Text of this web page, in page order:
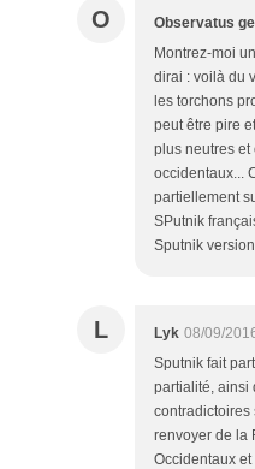
O Observatus
Montrez-moi
dirai : voilà du
les torchons
peut être pire
plus neutres et
occidentaux...
partiellement
SPutnik
Sputnik
L Lyk 08/09/
Sputnik fait
partialité, ainsi
contradictoires
renvoyer de la
Occidentaux et